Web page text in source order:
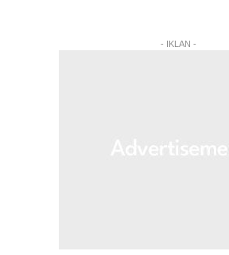
- IKLAN -